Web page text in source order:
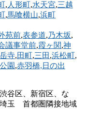
, 人形町,水天宮,三越
,馬喰横山,浜町
苑前,表参道,乃木坂,
議事堂前,霞ヶ関,神
寺,田町,三田 ,浜松町,
園 ,赤羽橋, 日の出
渋谷区、新宿区、な
埼玉 首都圏隣接地域